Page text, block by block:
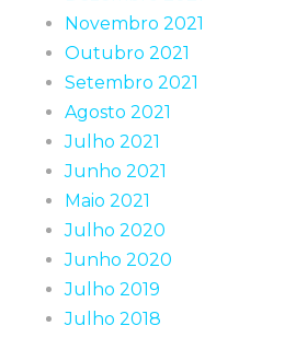
Novembro 2021
Outubro 2021
Setembro 2021
Agosto 2021
Julho 2021
Junho 2021
Maio 2021
Julho 2020
Junho 2020
Julho 2019
Julho 2018